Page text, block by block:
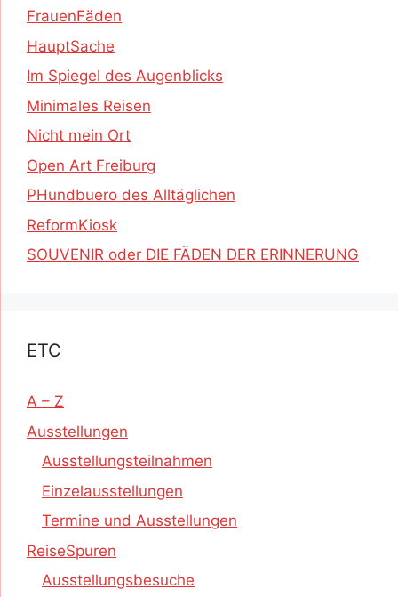
FrauenFäden
HauptSache
Im Spiegel des Augenblicks
Minimales Reisen
Nicht mein Ort
Open Art Freiburg
PHundbuero des Alltäglichen
ReformKiosk
SOUVENIR oder DIE FÄDEN DER ERINNERUNG
ETC
A – Z
Ausstellungen
Ausstellungsteilnahmen
Einzelausstellungen
Termine und Ausstellungen
ReiseSpuren
Ausstellungsbesuche